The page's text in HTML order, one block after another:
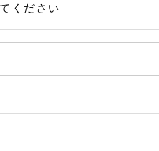
ください